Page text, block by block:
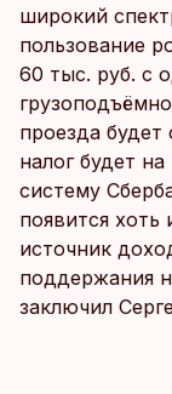
широкий
пользование
60 тыс. руб. с
проезда будет
налог будет
систему
появится
источник
поддержания
заключил